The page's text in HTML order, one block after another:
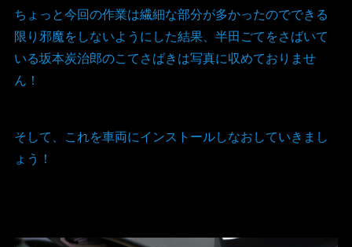
ちょっと今回の作業は繊細な部分が多かったのでできる
限り邪魔をしないようにした結果、半田ごてをさばいて
いる坂本炭治郎のこてさばきは写真に収めておりませ
ん！
そして、これを車両にインストールしなおしていきまし
ょう！